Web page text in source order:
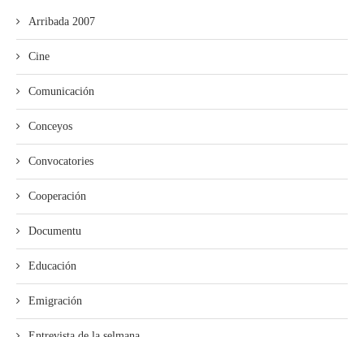
Arribada 2007
Cine
Comunicación
Conceyos
Convocatories
Cooperación
Documentu
Educación
Emigración